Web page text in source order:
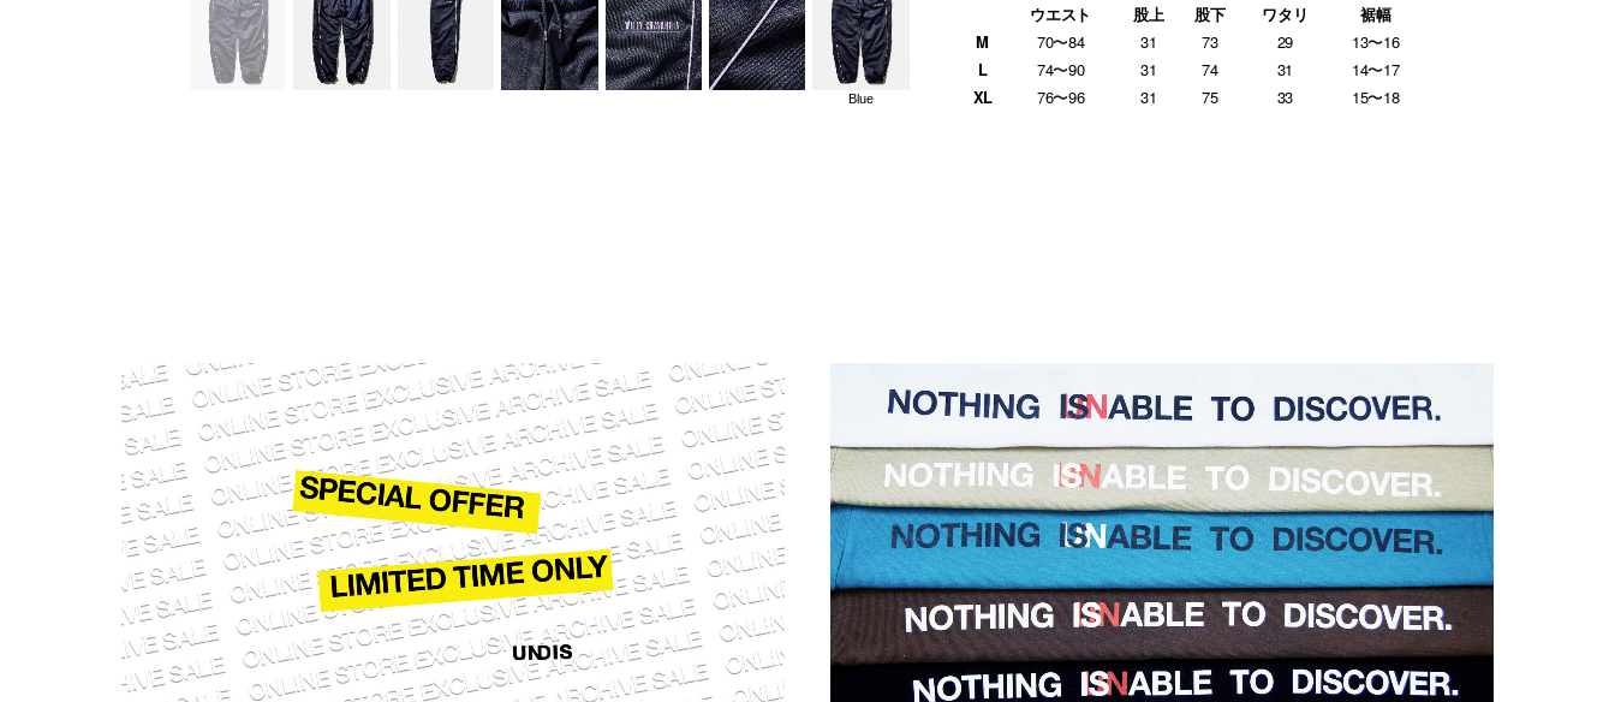
Blue
ウエスト
股上 股下 ワタリ
裾幅
M
70〜84 31 73 29
13〜16
L
74〜90 31 74 31
14〜17
XL
76〜96 31 75 33 15〜18